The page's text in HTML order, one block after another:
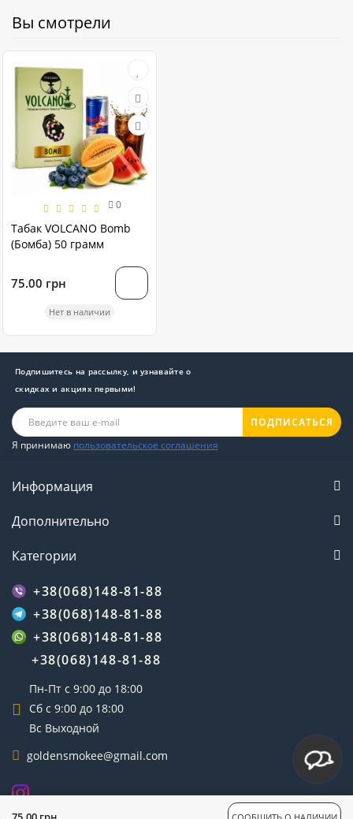
СООБЩИТЬ О НАЛИЧИИ
Вы смотрели
0
Табак VOLCANO Bomb
(Бомба) 50 грамм
75.00 грн
Нет в наличии
Подпишитесь на рассылку, и узнавайте о
скидках и акциях первыми!
ПОДПИСАТЬСЯ
Я принимаю пользовательское соглашения
Информация
Дополнительно
Категории
+38(068)148-81-88
+38(068)148-81-88
+38(068)148-81-88
+38(068)148-81-88
Пн-Пт с 9:00 до 18:00
Сб с 9:00 до 18:00
Вс Выходной
goldensmokee@gmail.com
GoldenSmoke © 2025